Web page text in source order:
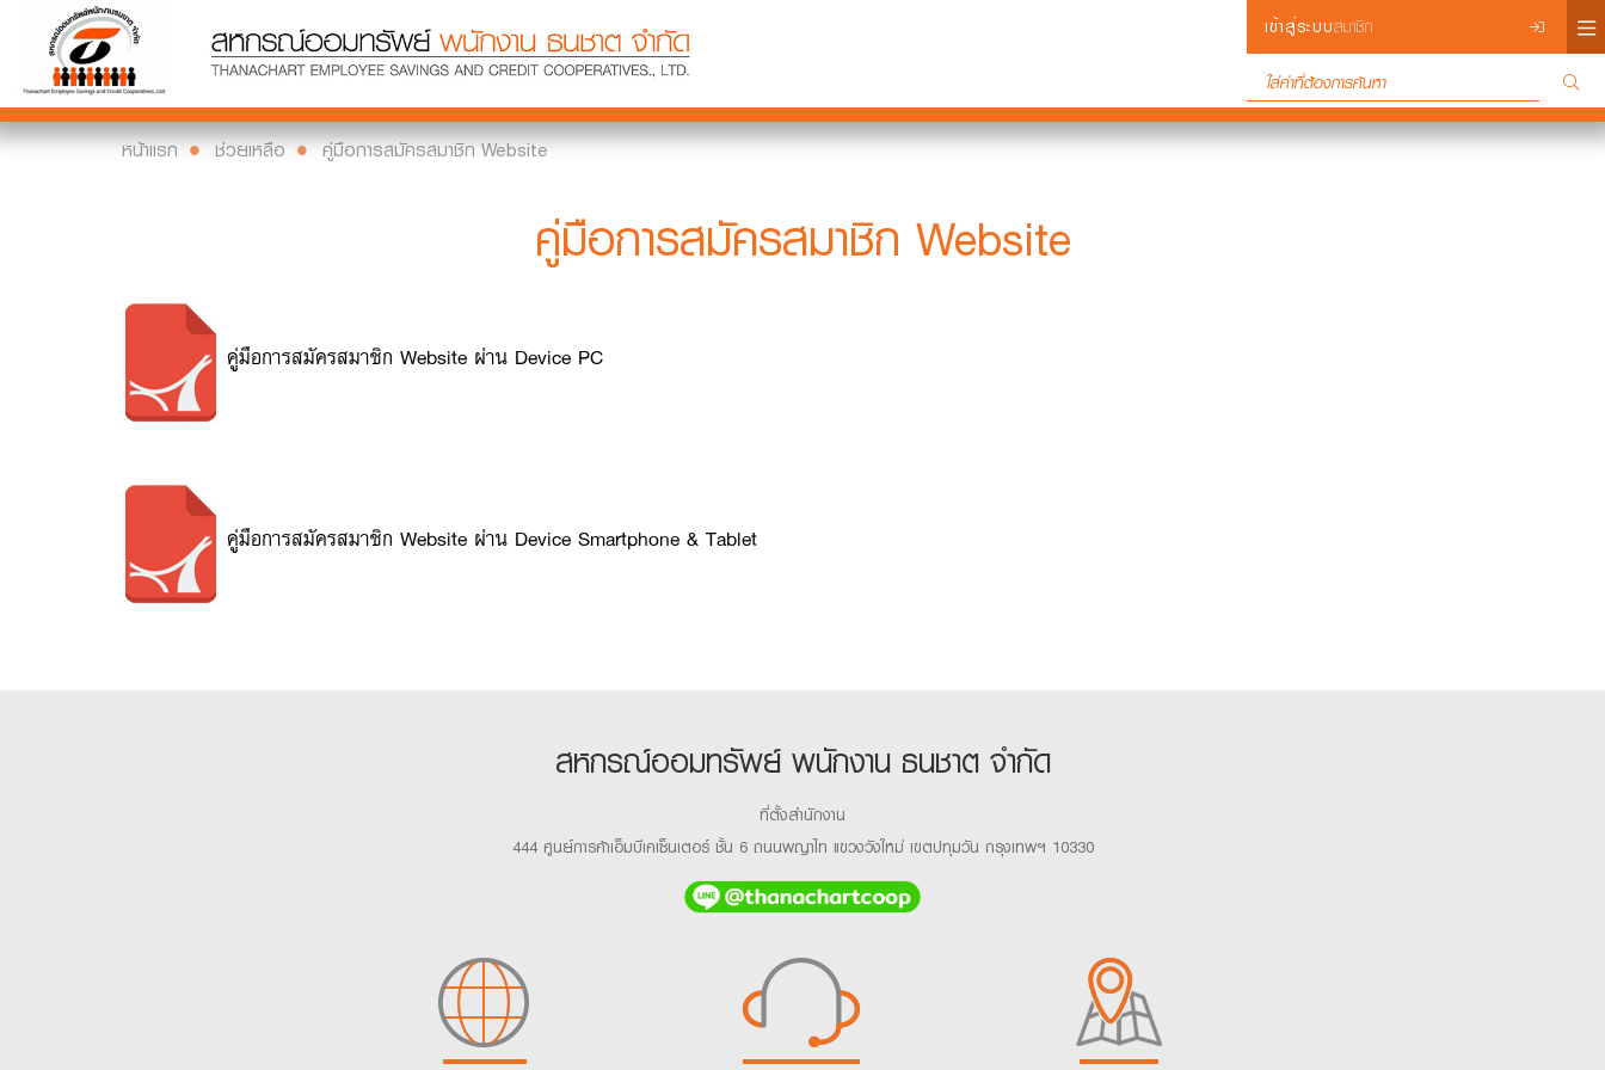
เข้าสู่ระบบสมาชิก ×
หน้าแรก ช่วยเหลือ คู่มือการสมัครสมาชิก Website
คู่มือการสมัครสมาชิก Website
คู่มือการสมัครสมาชิก Website ผ่าน Device PC
คู่มือการสมัครสมาชิก Website ผ่าน Device Smartphone & Tablet
สหกรณ์ออมทรัพย์ พนักงาน ธนชาต จำกัด
ที่ตั้งสำนักงาน
444 ศูนย์การค้าเอ็มบีเคเซ็นเตอร์ ชั้น 6 ถนนพญาไท แขวงวังใหม่ เขตปทุมวัน กรุงเทพฯ 10330